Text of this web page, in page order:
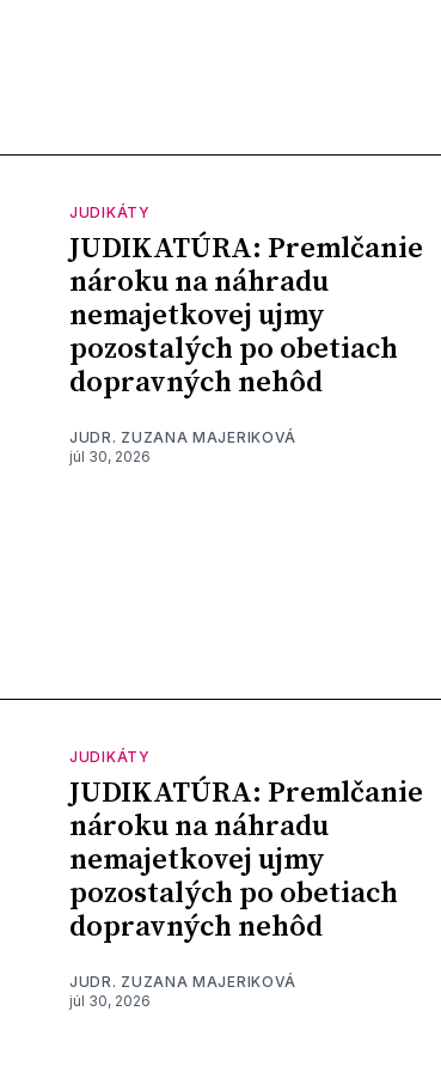
JUDIKÁTY
JUDIKATÚRA: Premlčanie
nároku na náhradu
nemajetkovej ujmy
pozostalých po obetiach
dopravných nehôd
JUDR. ZUZANA MAJERIKOVÁ
júl 30, 2026
JUDIKÁTY
JUDIKATÚRA: Premlčanie
nároku na náhradu
nemajetkovej ujmy
pozostalých po obetiach
dopravných nehôd
JUDR. ZUZANA MAJERIKOVÁ
júl 30, 2026